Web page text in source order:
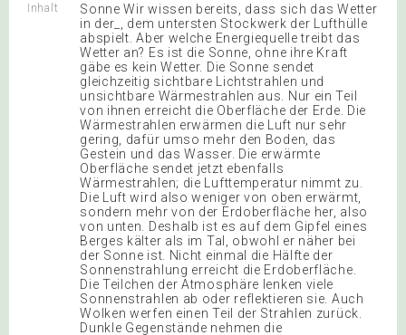
Inhalt
Sonne Wir wissen bereits, dass sich das Wetter
in der_, dem untersten Stockwerk der Lufthülle
abspielt. Aber welche Energiequelle treibt das
Wetter an? Es ist die Sonne, ohne ihre Kraft
gäbe es kein Wetter. Die Sonne sendet
gleichzeitig sichtbare Lichtstrahlen und
unsichtbare Wärmestrahlen aus. Nur ein Teil
von ihnen erreicht die Oberfläche der Erde. Die
Wärmestrahlen erwärmen die Luft nur sehr
gering, dafür umso mehr den Boden, das
Gestein und das Wasser. Die erwärmte
Oberfläche sendet jetzt ebenfalls
Wärmestrahlen; die Lufttemperatur nimmt zu.
Die Luft wird also weniger von oben erwärmt,
sondern mehr von der Erdoberfläche her, also
von unten. Deshalb ist es auf dem Gipfel eines
Berges kälter als im Tal, obwohl er näher bei
der Sonne ist. Nicht einmal die Hälfte der
Sonnenstrahlung erreicht die Erdoberfläche.
Die Teilchen der Atmosphäre lenken viele
Sonnenstrahlen ab oder reflektieren sie. Auch
Wolken werfen einen Teil der Strahlen zurück.
Dunkle Gegenstände nehmen die